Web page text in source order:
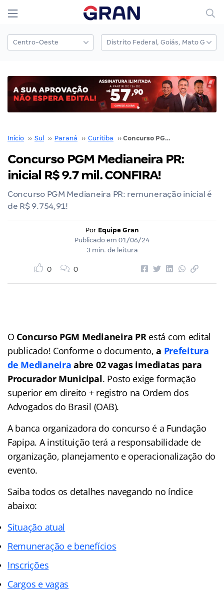
Início ›› Sul ›› Paraná ›› Curitiba ›› Concurso PGM Medianeira PR: inicial R$ 9.7 mil. CONFIRA!
Concurso PGM Medianeira PR:
inicial R$ 9.7 mil. CONFIRA!
Concurso PGM Medianeira PR: remuneração inicial é
de R$ 9.754,91!
Por Equipe Gran
Publicado em 01/06/24
3 min. de leitura
0 0
O Concurso PGM Medianeira PRestá com edital
publicado! Conforme o documento,a Prefeitura
de Medianeira abre 02 vagas imediatas para
Procurador Municipal. Posto exige formação
superior em direito + registro na Ordem dos
Advogados do Brasil (OAB).
A banca organizadora do concurso é a Fundação
Fapipa. A instituição terá a responsabilidade de
organização, planejamento e operacionalização do
evento.
Saiba todos os detalhes navegando no índice
abaixo:
Situação atual
Remuneração e benefícios
Inscrições
Cargos e vagas